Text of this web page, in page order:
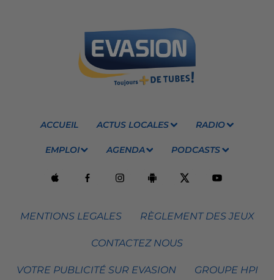
ACCUEIL ACTUS LOCALES RADIO
EMPLOI AGENDA PODCASTS
MENTIONS LEGALES RÈGLEMENT DES JEUX
CONTACTEZ NOUS
VOTRE PUBLICITÉ SUR EVASION GROUPE HPI